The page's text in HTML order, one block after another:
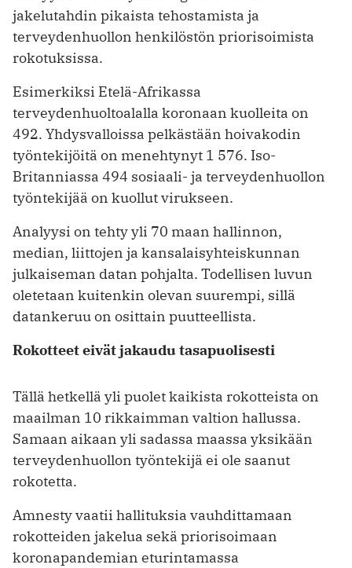
jakelutahdin pikaista tehostamista ja
terveydenhuollon henkilöstön priorisoimista
rokotuksissa.
Esimerkiksi Etelä-Afrikassa
terveydenhuoltoalalla koronaan kuolleita on
492. Yhdysvalloissa pelkästään hoivakodin
työntekijöitä on menehtynyt 1 576. Iso-
Britanniassa 494 sosiaali- ja terveydenhuollon
työntekijää on kuollut virukseen.
Analyysi on tehty yli 70 maan hallinnon,
median, liittojen ja kansalaisyhteiskunnan
julkaiseman datan pohjalta. Todellisen luvun
oletetaan kuitenkin olevan suurempi, sillä
datankeruu on osittain puutteellista.
Rokotteet eivät jakaudu tasapuolisesti
Tällä hetkellä yli puolet kaikista rokotteista on
maailman 10 rikkaimman valtion hallussa.
Samaan aikaan yli sadassa maassa yksikään
terveydenhuollon työntekijä ei ole saanut
rokotetta.
Amnesty vaatii hallituksia vauhdittamaan
rokotteiden jakelua sekä priorisoimaan
koronapandemian eturintamassa